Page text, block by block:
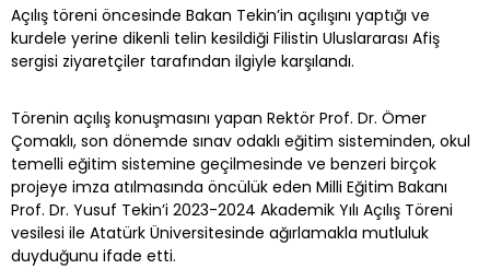
Açılış töreni öncesinde Bakan Tekin’in açılışını yaptığı ve
kurdele yerine dikenli telin kesildiği Filistin Uluslararası Afiş
sergisi ziyaretçiler tarafından ilgiyle karşılandı.
Törenin açılış konuşmasını yapan Rektör Prof. Dr. Ömer
Çomaklı, son dönemde sınav odaklı eğitim sisteminden, okul
temelli eğitim sistemine geçilmesinde ve benzeri birçok
projeye imza atılmasında öncülük eden Milli Eğitim Bakanı
Prof. Dr. Yusuf Tekin’i 2023-2024 Akademik Yılı Açılış Töreni
vesilesi ile Atatürk Üniversitesinde ağırlamakla mutluluk
duyduğunu ifade etti.